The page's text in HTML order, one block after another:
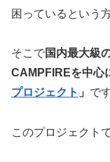
困っているという
そこで国内最大級
CAMPFIREを中心
プロジェクト 」 で
このプロジェクト